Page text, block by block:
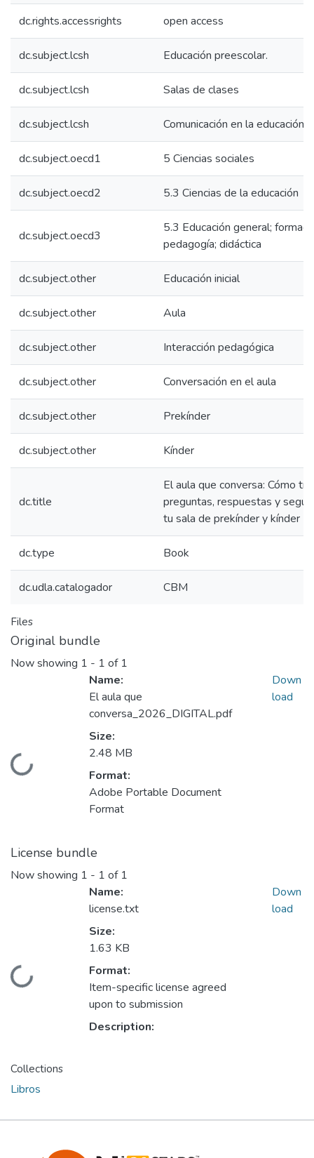
dc.rights.accessrights open access
dc.subject.lcsh Educación preescolar.
dc.subject.lcsh Salas de clases
dc.subject.lcsh Comunicación en la educación.
dc.subject.oecd1 5 Ciencias sociales
dc.subject.oecd2 5.3 Ciencias de la educación
dc.subject.oecd3
5.3 Educación general;
pedagogía; didáctica
dc.subject.other Educación inicial
dc.subject.other Aula
dc.subject.other Interacción pedagógica
dc.subject.other Conversación en el aula
dc.subject.other Prekínder
dc.subject.other Kínder
dc.title
El aula que conversa: Cómo
preguntas, respuestas y
tu sala de prekínder y kínder
dc.type Book
dc.udla.catalogador CBM
Files
Original bundle
Now showing 1 - 1 of 1
Loading...
Name:
El aula que
conversa_2026_DIGITAL.pdf
Size:
2.48 MB
Format:
Adobe Portable Document
Format
Down
load
License bundle
Now showing 1 - 1 of 1
Loading...
Name:
license.txt
Size:
1.63 KB
Format:
Item-specific license agreed
upon to submission
Description:
Down
load
Collections
Libros